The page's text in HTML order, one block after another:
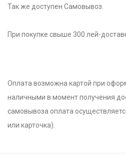
Так же доступен Самовывоз.
При покупке свыше 300 лей-
Оплата возможна картой при
наличными в момент получения
самовывоза оплата
или карточка).